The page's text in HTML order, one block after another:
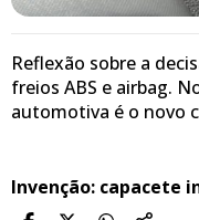
Reflexão sobre a
freios ABS e airbag.
automotiva é o novo
Invenção: capacete